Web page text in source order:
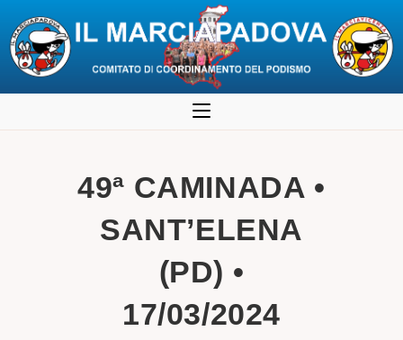
al
49ª CAMINADA •
SANT’ELENA
(PD) •
17/03/2024